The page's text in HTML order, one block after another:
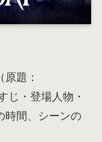
題：
じ・登場人物・
時間、シーンの